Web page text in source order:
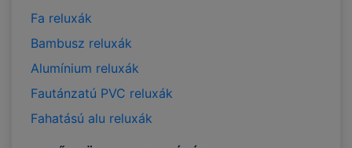
Fa reluxák
Bambusz reluxák
Alumínium reluxák
Fautánzatú PVC reluxák
Fahatású alu reluxák